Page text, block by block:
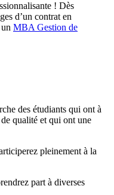
! Dès
d’un contrat en
MBA Gestion de
des étudiants qui ont à
qualité et qui ont une
pleinement à la
part à diverses